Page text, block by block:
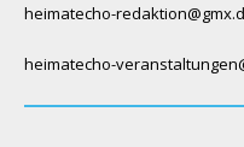
heimatecho-
heimatecho-